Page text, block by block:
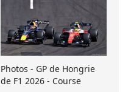
Photos - GP de Hongrie
de F1 2026 - Course